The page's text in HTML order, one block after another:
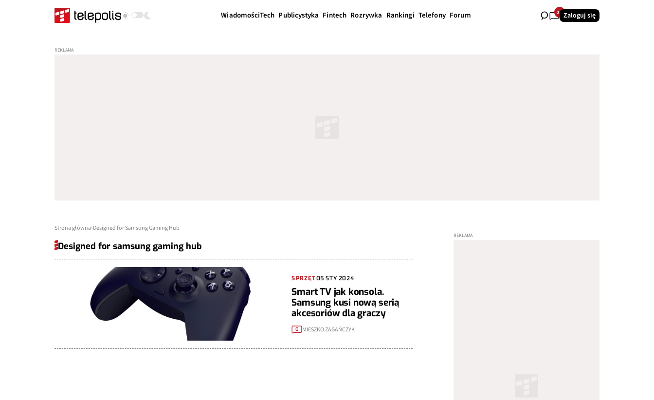
WiadomościTech Publicystyka Fintech Rozrywka Rankingi Telefony Forum 25Zaloguj się
Strona główna Designed for Samsung Gaming Hub
Designed for samsung gaming hub
SPRZĘT05 STY 2024
Smart TV jak konsola.
Samsung kusi nową serią
akcesoriów dla graczy
0 MIESZKO ZAGAŃCZYK